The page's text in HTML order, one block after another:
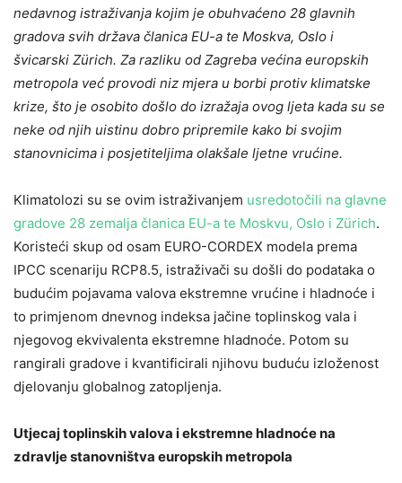
nedavnog istraživanja kojim je obuhvaćeno 28 glavnih
gradova svih država članica EU-a te Moskva, Oslo i
švicarski Zürich. Za razliku od Zagreba većina europskih
metropola već provodi niz mjera u borbi protiv klimatske
krize, što je osobito došlo do izražaja ovog ljeta kada su se
neke od njih uistinu dobro pripremile kako bi svojim
stanovnicima i posjetiteljima olakšale ljetne vrućine.
Klimatolozi su se ovim istraživanjem usredotočili na glavne
gradove 28 zemalja članica EU-a te Moskvu, Oslo i Zürich.
Koristeći skup od osam EURO-CORDEX modela prema
IPCC scenariju RCP8.5, istraživači su došli do podataka o
budućim pojavama valova ekstremne vrućine i hladnoće i
to primjenom dnevnog indeksa jačine toplinskog vala i
njegovog ekvivalenta ekstremne hladnoće. Potom su
rangirali gradove i kvantificirali njihovu buduću izloženost
djelovanju globalnog zatopljenja.
Utjecaj toplinskih valova i ekstremne hladnoće na
zdravlje stanovništva europskih metropola